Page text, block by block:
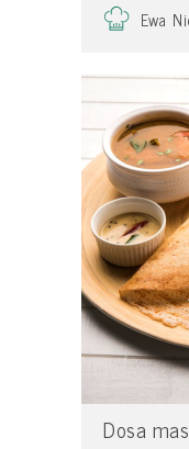
Ewa
Dosa